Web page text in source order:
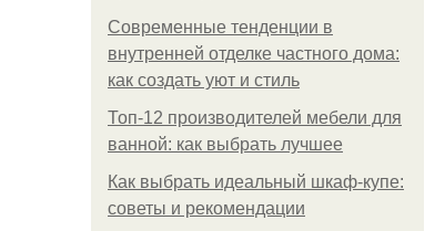
Современные тенденции в
внутренней отделке частного дома:
как создать уют и стиль
Топ-12 производителей мебели для
ванной: как выбрать лучшее
Как выбрать идеальный шкаф-купе:
советы и рекомендации